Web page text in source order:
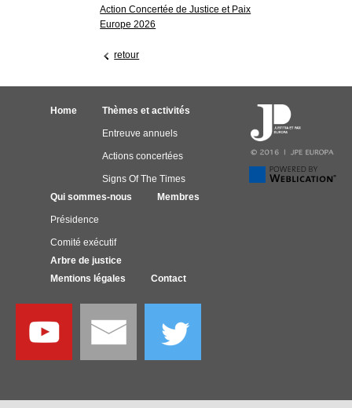
Action Concertée de Justice et Paix
Europe 2026
retour
Home Thèmes et activités
Entreuve annuels
Actions concertées
Signs Of The Times
Qui sommes-nous
Présidence
Comité exécutif
Membres
Arbre de justice
Mentions légales
Contact